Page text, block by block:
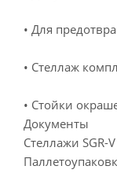
• Для
• Стеллаж
• Стойки
Документы
Стеллажи SGR-V